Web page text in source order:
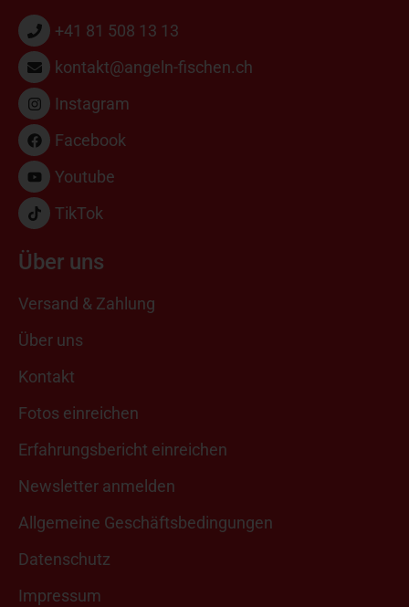
+41 81 508 13 13
kontakt@angeln-fischen.ch
Instagram
Facebook
Youtube
TikTok
Über uns
Versand & Zahlung
Über uns
Kontakt
Fotos einreichen
Erfahrungsbericht einreichen
Newsletter anmelden
Allgemeine Geschäftsbedingungen
Datenschutz
Impressum